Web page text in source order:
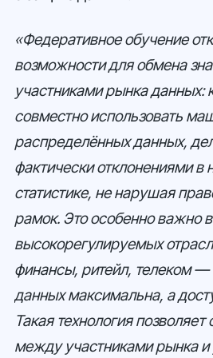
«Федеративное обучение
возможности для обмена
участниками рынка данных:
совместно использовать
распределённых данных,
фактически отклонениями
статистике, не нарушая
рамок. Это особенно важно в
высокорегулируемых
финансы, ритейл, телеком —
данных максимальна, а
Такая технология
между участниками рынка и